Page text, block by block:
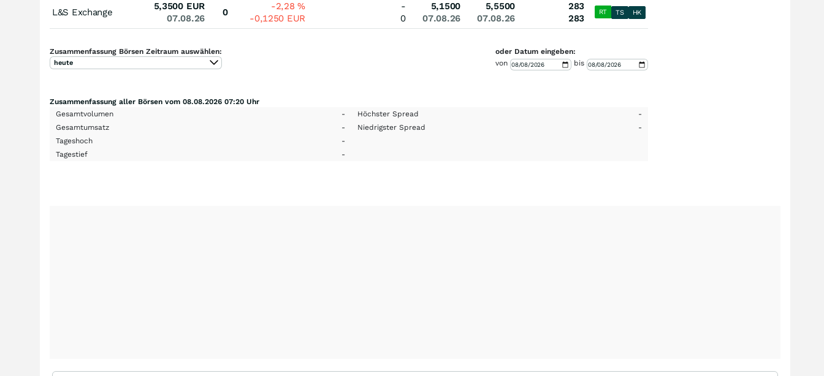
L&S Exchange
5,3500 EUR
07.08.26
0
-2,28%
-0,1250 EUR
-
0
5,1500
07.08.26
5,5500
07.08.26
283
283
RT TS HK
Zusammenfassung Börsen Zeitraum auswählen:
heute
oder Datum eingeben:
von
bis
Zusammenfassung aller Börsen vom 08.08.2026 07:20 Uhr
Gesamtvolumen
- Höchster Spread
-
Gesamtumsatz
- Niedrigster Spread
-
Tageshoch
-
Tagestief
-